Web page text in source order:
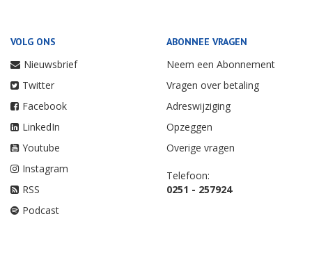
VOLG ONS
Nieuwsbrief
Twitter
Facebook
LinkedIn
Youtube
Instagram
RSS
Podcast
ABONNEE VRAGEN
Neem een Abonnement
Vragen over betaling
Adreswijziging
Opzeggen
Overige vragen
Telefoon:
0251 - 257924